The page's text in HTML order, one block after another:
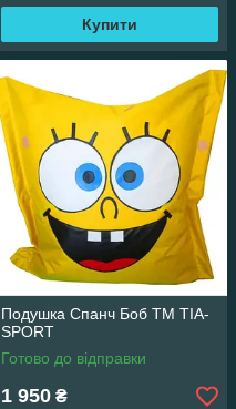
Купити
Подушка Спанч Боб ТМ TIA-
SPORT
Готово до відправки
1 950 ₴